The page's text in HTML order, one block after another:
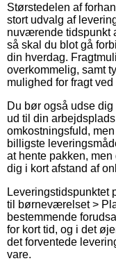
Størstedelen af
stort udvalg af
nuværende tidspunkt
så skal du blot gå
din hverdag.
overkommelig, samt
mulighed for fragt
Du bør også udse
ud til din
omkostningsfuld,
billigste
at hente pakken,
dig i kort afstand af
Leveringstidspunktet
til børneværelset >
bestemmende
for kort tid, og i det
det forventede
vare.